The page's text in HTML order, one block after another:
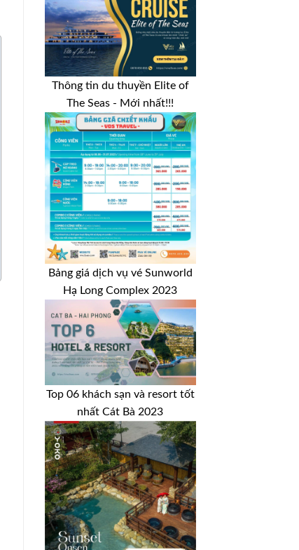
Thông tin du thuyền Elite of
The Seas - Mới nhất!!!
Bảng giá dịch vụ vé Sunworld
Hạ Long Complex 2023
Top 06 khách sạn và resort tốt
nhất Cát Bà 2023